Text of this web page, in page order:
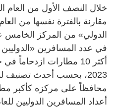
مقارنة بالفترة نفسها من
الدولي» من المركز الخامس
في عدد المسافرين
أكثر 10 مطارات ازدحاماً
2023، بحسب أحدث
محافظاً على مركزه كأكبر
أعداد المسافرين الدوليين